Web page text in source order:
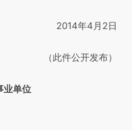
2014年4月2日
（此件公开发布）
业单位